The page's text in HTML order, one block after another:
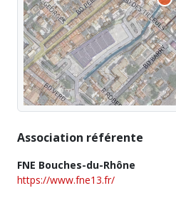
Association référente
FNE Bouches-du-Rhône
https://www.fne13.fr/